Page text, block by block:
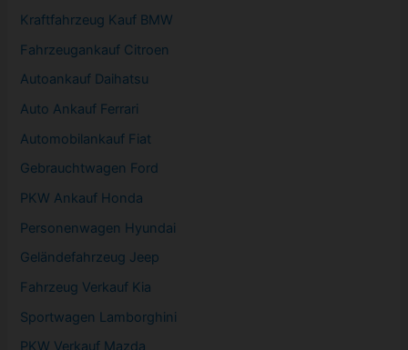
Kraftfahrzeug Kauf BMW
Fahrzeugankauf Citroen
Autoankauf Daihatsu
Auto Ankauf Ferrari
Automobilankauf Fiat
Gebrauchtwagen Ford
PKW Ankauf Honda
Personenwagen Hyundai
Geländefahrzeug Jeep
Fahrzeug Verkauf Kia
Sportwagen Lamborghini
PKW Verkauf Mazda